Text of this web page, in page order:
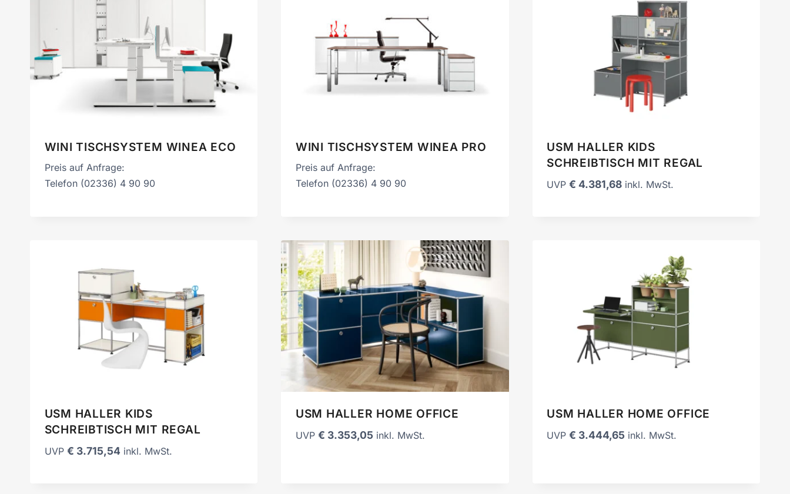
WINI TISCHSYSTEM WINEA ECO
Preis auf Anfrage:
Telefon (02336) 4 90 90
WINI TISCHSYSTEM WINEA PRO
Preis auf Anfrage:
Telefon (02336) 4 90 90
USM HALLER KIDS
SCHREIBTISCH MIT REGAL
UVP € 4.381,68 inkl. MwSt.
USM HALLER KIDS
SCHREIBTISCH MIT REGAL
UVP € 3.715,54 inkl. MwSt.
USM HALLER HOME OFFICE
UVP € 3.353,05 inkl. MwSt.
USM HALLER HOME OFFICE
UVP € 3.444,65 inkl. MwSt.